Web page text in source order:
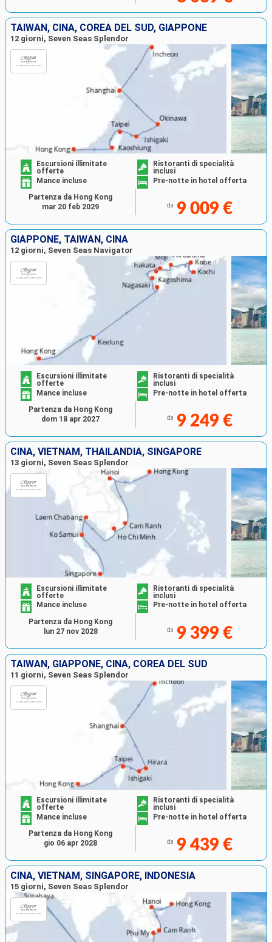
TAIWAN, CINA, COREA DEL SUD, GIAPPONE
12 giorni, Seven Seas Splendor
Escursioni illimitate
offerte
Ristoranti di specialità
inclusi
Mance incluse
Pre-notte in hotel offerta
da 9 009 €
Partenza da Hong Kong
mar 20 feb 2029
GIAPPONE, TAIWAN, CINA
12 giorni, Seven Seas Navigator
Escursioni illimitate
offerte
Ristoranti di specialità
inclusi
Mance incluse
Pre-notte in hotel offerta
da 9 249 €
Partenza da Hong Kong
dom 18 apr 2027
CINA, VIETNAM, THAILANDIA, SINGAPORE
13 giorni, Seven Seas Splendor
Escursioni illimitate
offerte
Ristoranti di specialità
inclusi
Mance incluse
Pre-notte in hotel offerta
da 9 399 €
Partenza da Hong Kong
lun 27 nov 2028
TAIWAN, GIAPPONE, CINA, COREA DEL SUD
11 giorni, Seven Seas Splendor
Escursioni illimitate
offerte
Ristoranti di specialità
inclusi
Mance incluse
Pre-notte in hotel offerta
da 9 439 €
Partenza da Hong Kong
gio 06 apr 2028
CINA, VIETNAM, SINGAPORE, INDONESIA
15 giorni, Seven Seas Splendor